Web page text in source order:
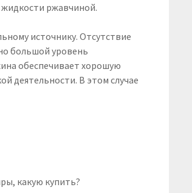
жидкости ржавчиной.
источнику. Отсутствие
большой уровень
обеспечивает хорошую
деятельности. В этом случае